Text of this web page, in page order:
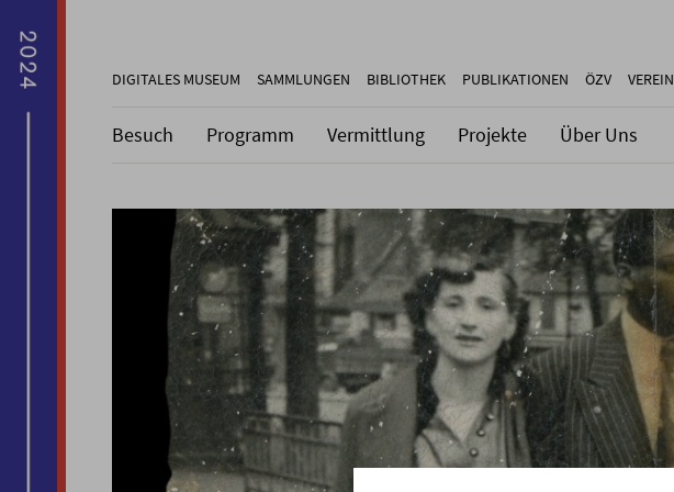
DIGITALES MUSEUM SAMMLUNGEN BIBLIOTHEK PUBLIKATIONEN ÖZV VEREIN
Besuch Programm Vermittlung Projekte Über Uns